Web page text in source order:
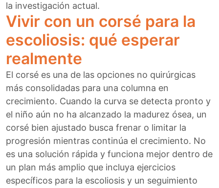
la investigación actual.
Vivir con un corsé para la
escoliosis: qué esperar
realmente
El corsé es una de las opciones no quirúrgicas
más consolidadas para una columna en
crecimiento. Cuando la curva se detecta pronto y
el niño aún no ha alcanzado la madurez ósea, un
corsé bien ajustado busca frenar o limitar la
progresión mientras continúa el crecimiento. No
es una solución rápida y funciona mejor dentro de
un plan más amplio que incluya ejercicios
específicos para la escoliosis y un seguimiento